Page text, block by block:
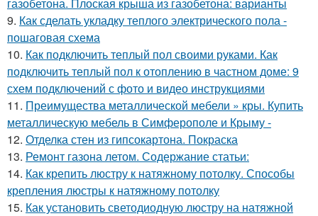
9. Как сделать укладку теплого электрического пола -
пошаговая схема
10. Как подключить теплый пол своими руками. Как
подключить теплый пол к отоплению в частном доме: 9
схем подключений с фото и видео инструкциями
11. Преимущества металлической мебели » кры. Купить
металлическую мебель в Симферополе и Крыму -
12. Отделка стен из гипсокартона. Покраска
13. Ремонт газона летом. Содержание статьи:
14. Как крепить люстру к натяжному потолку. Способы
крепления люстры к натяжному потолку
15. Как установить светодиодную люстру на натяжной